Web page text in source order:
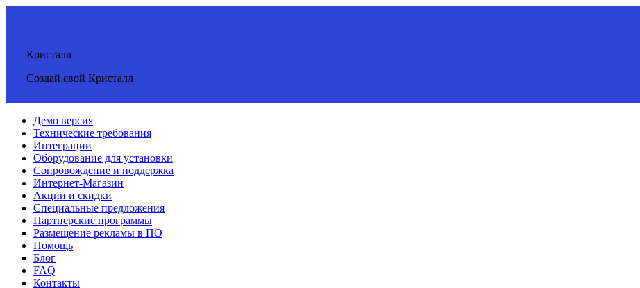
Кристалл
Создай свой Кристалл
Демо версия
Технические требования
Интеграции
Оборудование для установки
Сопровождение и поддержка
Интернет-Магазин
Акции и скидки
Специальные предложения
Партнерские программы
Размещение рекламы в ПО
Помощь
Блог
FAQ
Контакты